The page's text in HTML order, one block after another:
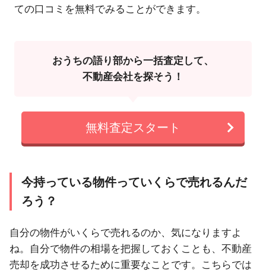
ての口コミを無料でみることができます。
おうちの語り部から一括査定して、
不動産会社を探そう！
無料査定スタート
今持っている物件っていくらで売れるんだ
ろう？
自分の物件がいくらで売れるのか、気になりますよ
ね。自分で物件の相場を把握しておくことも、不動産
売却を成功させるために重要なことです。こちらでは